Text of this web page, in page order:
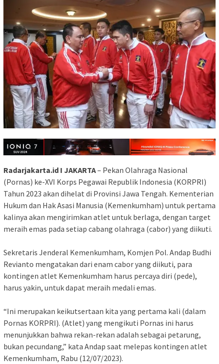
Radarjakarta.id I JAKARTA– Pekan Olahraga Nasional
(Pornas) ke-XVI Korps Pegawai Republik Indonesia (KORPRI)
Tahun 2023 akan dihelat di Provinsi Jawa Tengah. Kementerian
Hukum dan Hak Asasi Manusia (Kemenkumham) untuk pertama
kalinya akan mengirimkan atlet untuk berlaga, dengan target
meraih emas pada setiap cabang olahraga (cabor) yang diikuti.
Sekretaris Jenderal Kemenkumham, Komjen Pol. Andap Budhi
Revianto mengatakan dari enam cabor yang diikuti, para
kontingen atlet Kemenkumham harus percaya diri (pede),
harus yakin, untuk dapat meraih medali emas.
“Ini merupakan keikutsertaan kita yang pertama kali (dalam
Pornas KORPRI). (Atlet) yang mengikuti Pornas ini harus
menunjukkan bahwa rekan-rekan adalah sebagai petarung,
bukan pecundang,” kata Andap saat melepas kontingen atlet
Kemenkumham, Rabu (12/07/2023).